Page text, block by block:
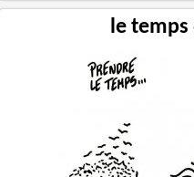
le temps